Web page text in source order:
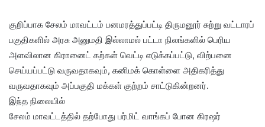
குறிப்பாக சேலம் மாவட்டம் பனமரத்துப்பட்டி திருமனூர் சுற்று வட்டாரப்
பகுதிகளில் அரசு அனுமதி இல்லாமல் பட்டா நிலங்களில் பெரிய
அளவிலான கிரானைட் கற்கள் வெட்டி எடுக்கப்பட்டு, விற்பனை
செய்யப்பட்டு வருவதாகவும், கனிமக் கொள்ளை அதிகரித்து
வருவதாகவும் அப்பகுதி மக்கள் குற்றம் சாட்டுகின்றனர்.
இந்த நிலையில்
சேலம் மாவட்டத்தில் தற்போது பர்மிட் வாங்கப் போன கிரஷர்